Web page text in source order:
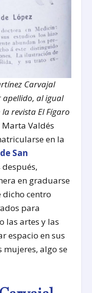
Carvajal
apellido, al igual
revista El Fígaro
Valdés
en la
San
en graduarse
dicho centro
para
las artes y las
espacio en sus
mujeres, algo se